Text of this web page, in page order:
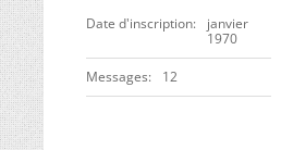
Date d'inscription
janvier
1970
Messages 12